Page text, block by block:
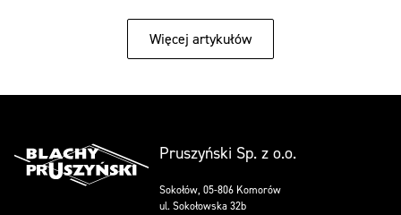
Więcej artykułów
Pruszyński Sp. z o.o.
Sokołów, 05-806 Komorów
ul. Sokołowska 32b